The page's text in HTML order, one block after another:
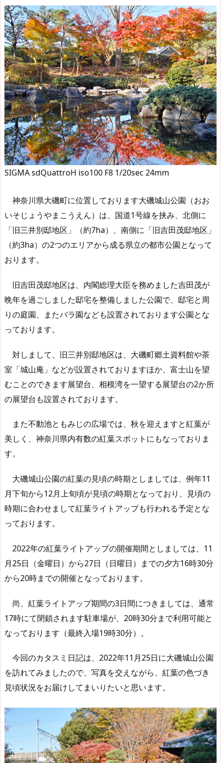
SIGMA sdQuattroH iso100 F8 1/20sec 24mm
神奈川県大磯町に位置しております大磯城山公園（おお
いそじょうやまこうえん）は、国道1号線を挟み、北側に
「旧三井別邸地区」（約7ha）、南側に「旧吉田茂邸地区」
（約3ha）の2つのエリアから成る県立の都市公園となって
おります。
旧吉田茂邸地区は、内閣総理大臣を務めました吉田茂が
晩年を過ごしました邸宅を整備しました公園で、邸宅と周
りの庭園、またバラ園なども設置されております公園とな
っております。
対しまして、旧三井別邸地区は、大磯町郷土資料館や茶
室「城山庵」などが設置されておりますほか、富士山を望
むことのできます展望台、相模湾を一望する展望台の2か所
の展望台も設置されております。
また不動池ともみじの広場では、秋を迎えますと紅葉が
美しく、神奈川県内有数の紅葉スポットにもなっておりま
す。
大磯城山公園の紅葉の見頃の時期としましては、例年11
月下旬から12月上旬頃が見頃の時期となっており、見頃の
時期に合わせまして紅葉ライトアップも行われる予定とな
っております。
2022年の紅葉ライトアップの開催期間としましては、11
月25日（金曜日）から27日（日曜日）までの夕方16時30分
から20時までの開催となっております。
尚、紅葉ライトアップ期間の3日間につきましては、通常
17時にて閉鎖されます駐車場が、20時30分まで利用可能と
なっております（最終入場19時30分）。
今回のカタスミ日記は、2022年11月25日に大磯城山公園
を訪れてみましたので、写真を交えながら、紅葉の色づき
見頃状況をお届けしてまいりたいと思います。